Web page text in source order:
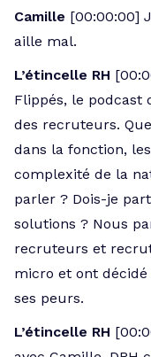
Camille [00:00:00]
aille mal.
L’étincelle RH
Flippés, le podcast
des recruteurs.
dans la fonction,
complexité de la
parler ? Dois-je
solutions ? Nous
recruteurs et
micro et ont
ses peurs.
L’étincelle RH